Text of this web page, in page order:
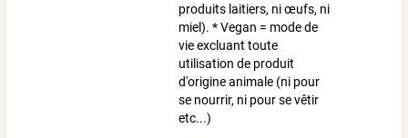
produits laitiers, ni œufs, ni
miel). * Vegan = mode de
vie excluant toute
utilisation de produit
d'origine animale (ni pour
se nourrir, ni pour se vêtir
etc...)